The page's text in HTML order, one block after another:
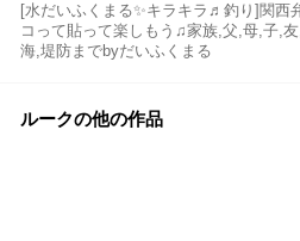
[水だいふくまる✨キラキラ♬釣り]関西
コって貼って楽しもう♫家族,父,母,子,
海,堤防までbyだいふくまる
ルークの他の作品